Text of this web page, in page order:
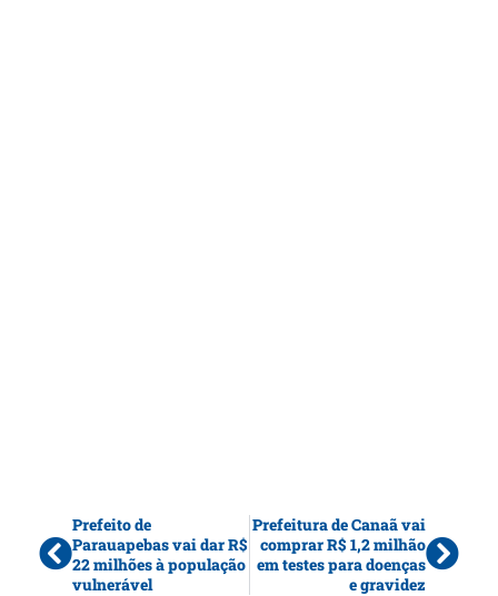
Prefeito de
Parauapebas vai dar R$
22 milhões à população
vulnerável
Prefeitura de Canaã vai
comprar R$ 1,2 milhão
em testes para doenças
e gravidez